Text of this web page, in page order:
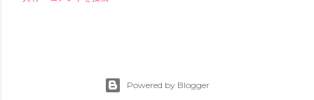
Powered by Blogger